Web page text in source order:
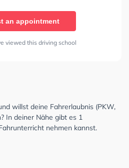
an appointment
viewed this driving school
willst deine Fahrerlaubnis (PKW,
In deiner Nähe gibt es 1
nehmen kannst.